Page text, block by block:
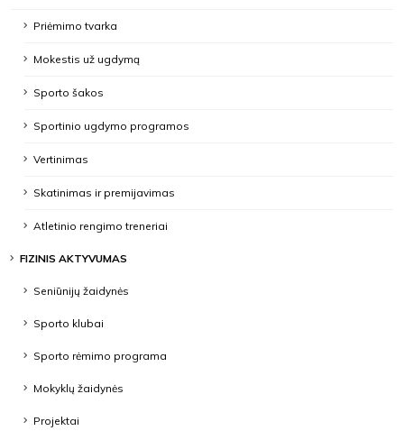
Priėmimo tvarka
Mokestis už ugdymą
Sporto šakos
Sportinio ugdymo programos
Vertinimas
Skatinimas ir premijavimas
Atletinio rengimo treneriai
FIZINIS AKTYVUMAS
Seniūnijų žaidynės
Sporto klubai
Sporto rėmimo programa
Mokyklų žaidynės
Projektai